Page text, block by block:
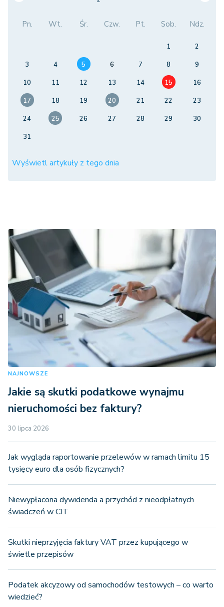
Pn. Wt. Śr. Czw. Pt. Sob. Ndz.
1
2
3
4 5 6 7 8
9
10
11 12 13 14 15
16
17
18 19 20 21 22
23
24
25 26 27 28 29
30
31
Wyświetl artykuły z tego dnia
NAJNOWSZE
Jakie są skutki podatkowe wynajmu
nieruchomości bez faktury?
30 lipca 2026
Jak wygląda raportowanie przelewów w ramach limitu 15
tysięcy euro dla osób fizycznych?
Niewypłacona dywidenda a przychód z nieodpłatnych
świadczeń w CIT
Skutki nieprzyjęcia faktury VAT przez kupującego w
świetle przepisów
Podatek akcyzowy od samochodów testowych – co warto
wiedzieć?